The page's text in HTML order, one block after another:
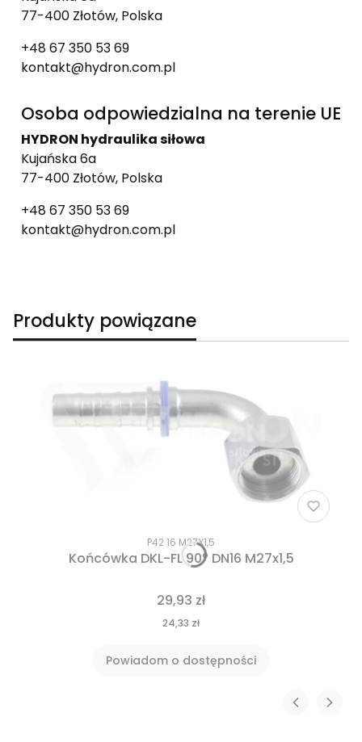
77-400 Złotów, Polska
+48 67 350 53 69
kontakt@hydron.com.pl
Osoba odpowiedzialna na terenie UE
HYDRON hydraulika siłowa
Kujańska 6a
77-400 Złotów, Polska
+48 67 350 53 69
kontakt@hydron.com.pl
Produkty powiązane
P42 16 M27X1,5
Końcówka DKL-FL 90° DN16 M27x1,5
29,93 zł
24,33 zł
Powiadom o dostępności